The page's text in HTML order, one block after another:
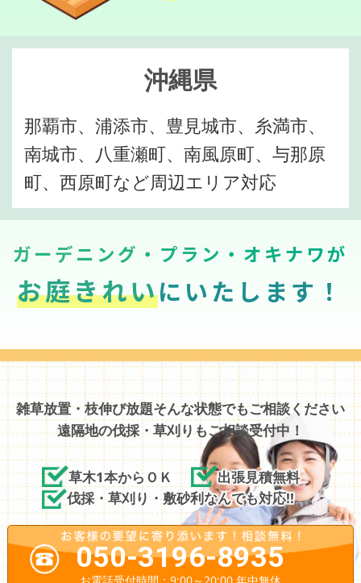
沖縄県
那覇市、浦添市、豊見城市、糸満市、
南城市、八重瀬町、南風原町、与那原
町、西原町など周辺エリア対応
ガーデニング・プラン・オキナワが
お庭きれいにいたします！
雑草放置・枝伸び放題そんな状態でもご相談ください
遠隔地の伐採・草刈りもご相談受付中！
草木1本からＯＫ
出張見積無料
伐採・草刈り・敷砂利なんでも対応!!
050-3196-8935